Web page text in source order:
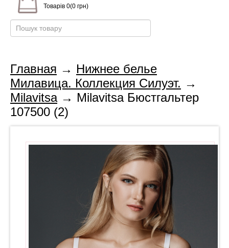
Товарів 0(0 грн)
Главная → Нижнее белье
Милавица. Коллекция Силуэт. →
Milavitsa→ Milavitsa Бюстгальтер
107500 (2)